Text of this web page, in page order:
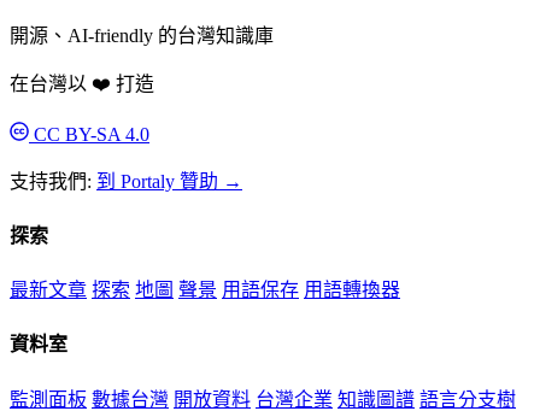
開源、AI-friendly 的台灣知識庫
在台灣以 ❤️ 打造
CC BY-SA 4.0
支持我們: 到 Portaly 贊助 →
探索
最新文章 探索 地圖 聲景 用語保存 用語轉換器
資料室
監測面板 數據台灣 開放資料 台灣企業 知識圖譜 語言分支樹